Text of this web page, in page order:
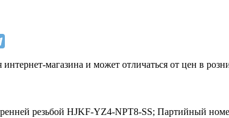
интернет-магазина и может отличаться от цен в
резьбой HJKF-YZ4-NPT8-SS; Партийный